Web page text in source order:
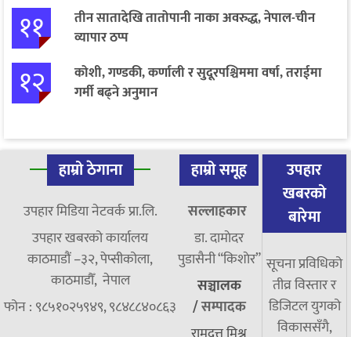
११
तीन सातादेखि तातोपानी नाका अवरुद्ध, नेपाल-चीन
व्यापार ठप्प
१२
कोशी, गण्डकी, कर्णाली र सुदूरपश्चिममा वर्षा, तराईमा
गर्मी बढ्ने अनुमान
हाम्रो ठेगाना
उपहार मिडिया नेटवर्क प्रा.लि.
उपहार खबरको कार्यालय
काठमाडौं –३२, पेप्सीकोला,
काठमाडौँ, नेपाल
फोन : ९८५१०२५९४९, ९८४८८४०८६३
हाम्रो समूह
सल्लाहकार
डा. दामाेदर
पुडासैनी “किशाेर”
सञ्चालक
/सम्पादक
उपहार
खबरको
बारेमा
सूचना प्रविधिको
तीव्र विस्तार र
डिजिटल युगको
विकाससँगै,